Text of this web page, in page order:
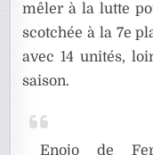
mêler à la lutte
scotchée à la 7e
avec 14 unités,
saison.
Enojo de